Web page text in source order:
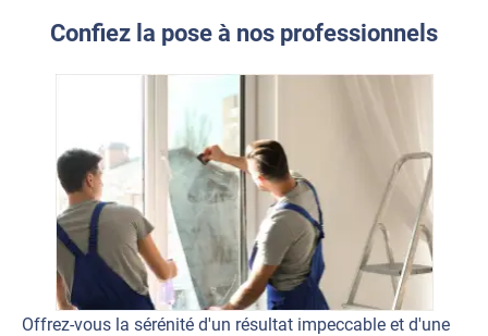
Confiez la pose à nos professionnels
Offrez-vous la sérénité d'un résultat impeccable et d'une